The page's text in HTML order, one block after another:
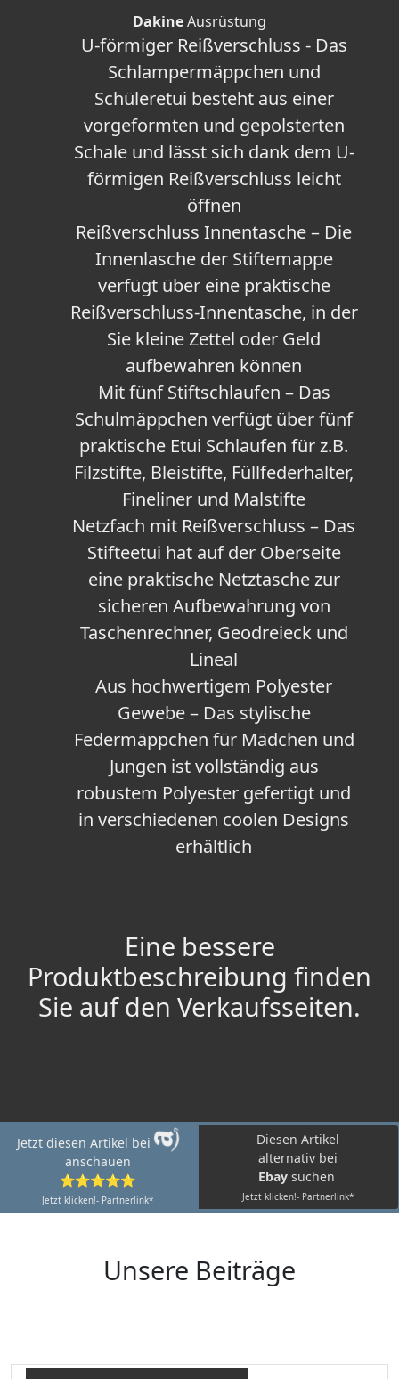
DakineAusrüstung
U-förmiger Reißverschluss - Das
Schlampermäppchen und
Schüleretui besteht aus einer
vorgeformten und gepolsterten
Schale und lässt sich dank dem U-
förmigen Reißverschluss leicht
öffnen
Reißverschluss Innentasche – Die
Innenlasche der Stiftemappe
verfügt über eine praktische
Reißverschluss-Innentasche, in der
Sie kleine Zettel oder Geld
aufbewahren können
Mit fünf Stiftschlaufen – Das
Schulmäppchen verfügt über fünf
praktische Etui Schlaufen für z.B.
Filzstifte, Bleistifte, Füllfederhalter,
Fineliner und Malstifte
Netzfach mit Reißverschluss – Das
Stifteetui hat auf der Oberseite
eine praktische Netztasche zur
sicheren Aufbewahrung von
Taschenrechner, Geodreieck und
Lineal
Aus hochwertigem Polyester
Gewebe – Das stylische
Federmäppchen für Mädchen und
Jungen ist vollständig aus
robustem Polyester gefertigt und
in verschiedenen coolen Designs
erhältlich
Eine bessere
Produktbeschreibung finden
Sie auf den Verkaufsseiten.
Jetzt diesen Artikel bei
anschauen
⭐⭐⭐⭐⭐
Jetzt klicken!- Partnerlink*
Diesen Artikel
alternativ bei
Ebay suchen
Jetzt klicken!- Partnerlink*
Unsere Beiträge